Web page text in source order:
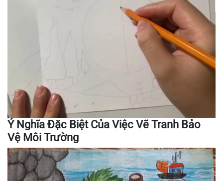
Ý Nghĩa Đặc Biệt Của Việc Vẽ Tranh Bảo
Vệ Môi Trường